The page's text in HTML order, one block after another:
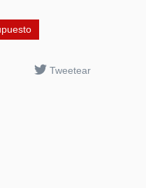
Tweetear